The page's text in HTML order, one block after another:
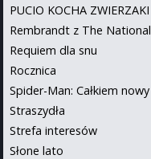
PUCIO KOCHA ZWIERZAKI
Rembrandt z The
Requiem dla snu
Rocznica
Spider-Man: Całkiem
Straszydła
Strefa interesów
Słone lato